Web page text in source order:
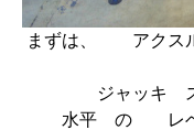
まずは、 アク
ジャッキ
水平 の レ